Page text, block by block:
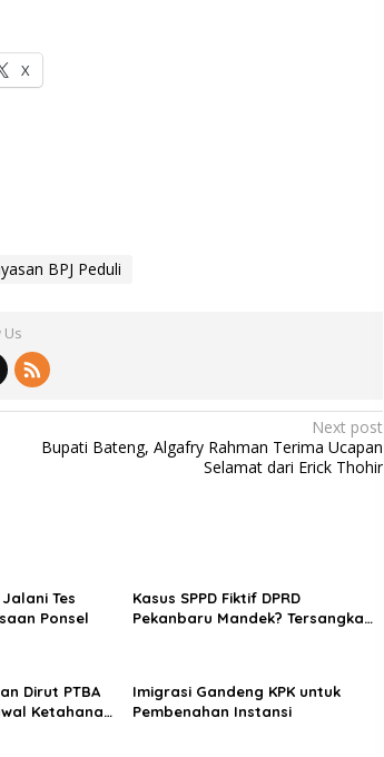
X
BPJ Peduli
Us
Next post
Bupati Bateng, Algafry Rahman Terima Ucapan
Selamat dari Erick Thohir
Tes
Ponsel
Kasus SPPD Fiktif DPRD
Pekanbaru Mandek? Tersangka
Dirut PTBA
Ketahanan
Imigrasi Gandeng KPK untuk
Pembenahan Instansi